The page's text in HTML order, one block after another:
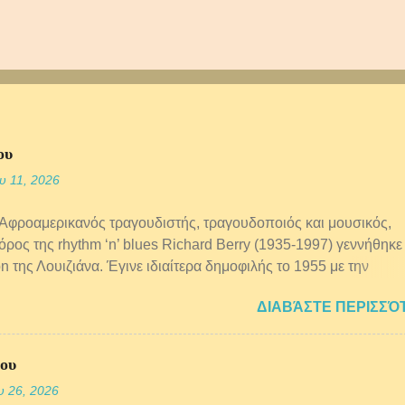
11, 2026
τραγουδιστής, τραγουδοποιός και μουσικός,
της rhythm ‘n’ blues Richard Berry (1935-1997) γεννήθηκε
της Λουιζιάνα. Έγινε ιδιαίτερα δημοφιλής το 1955 με την
ξαναηχογράφησαν οι The Kingsmen το 1963 και έχει
όπως οι The Who, Motörhead, The Clash, Iggy Pop
αντιτυπα και γινεται τοπρωτο χρυσο του single. 1956:
ο James Brown κανει την εμφανιση του στο Αμερικανικο R&B
ΔΙΑΒΆΣΤΕ
26, 2026